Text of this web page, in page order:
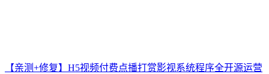
【亲测+修复】H5视频付费点播打赏影视系统程序全开源运营